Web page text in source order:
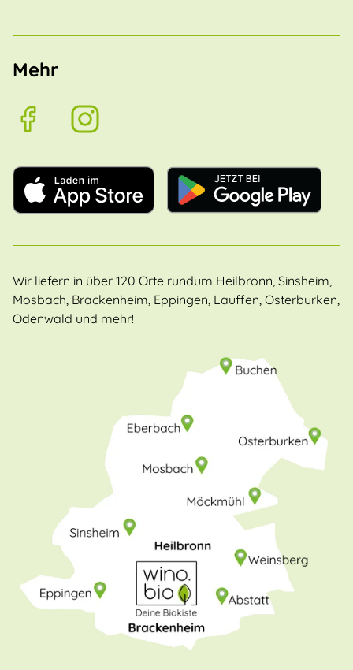
Mehr
Wir liefern in über 120 Orte rundum Heilbronn, Sinsheim,
Mosbach, Brackenheim, Eppingen, Lauffen, Osterburken,
Odenwald und mehr!